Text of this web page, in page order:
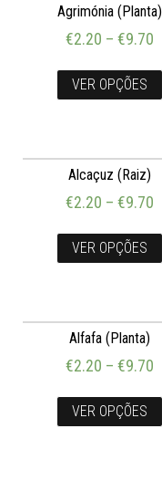
Agrimónia (Planta)
€2.20 –€9.70
VER OPÇÕES
Alcaçuz (Raiz)
€2.20 –€9.70
VER OPÇÕES
Alfafa (Planta)
€2.20 –€9.70
VER OPÇÕES